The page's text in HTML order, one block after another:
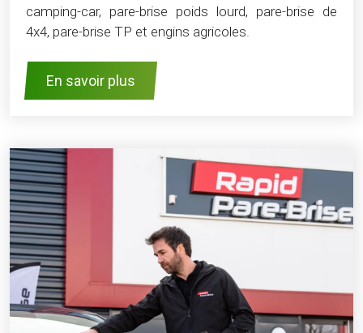
camping-car, pare-brise poids lourd, pare-brise de
4x4, pare-brise TP et engins agricoles.
En savoir plus